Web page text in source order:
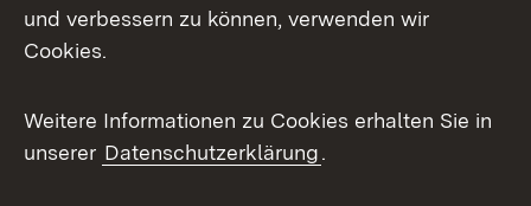
X / Twitter
Youtube
Kontakt
Datenschutz
und verbessern zu können, verwenden wir
Cookies.
Weitere Informationen zu Cookies erhalten Sie in
unserer Datenschutzerklärung.